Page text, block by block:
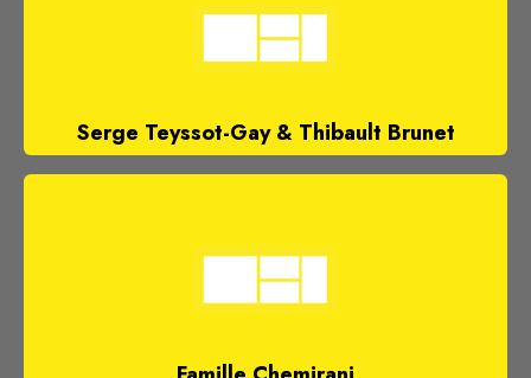
Serge Teyssot-Gay & Thibault Brunet